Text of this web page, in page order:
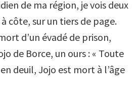
de ma région, je vois deux
côte, sur un tiers de page.
d’un évadé de prison,
de Borce, un ours : « Toute
deuil, Jojo est mort à l’âge